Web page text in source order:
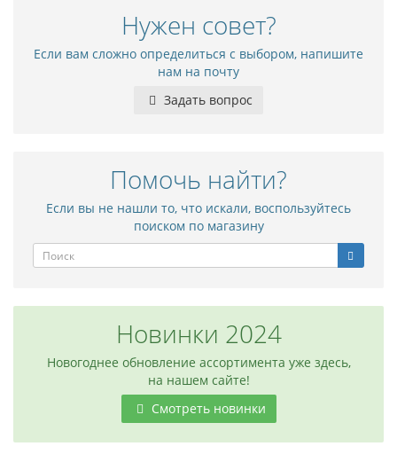
Нужен совет?
Если вам сложно определиться с выбором, напишите
нам на почту
Задать вопрос
Помочь найти?
Если вы не нашли то, что искали, воспользуйтесь
поиском по магазину
Новинки 2024
Новогоднее обновление ассортимента уже здесь,
на нашем сайте!
Смотреть новинки